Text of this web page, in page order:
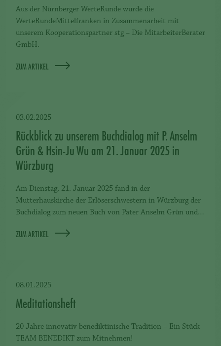
Aus der Nürnberger WerteRunde wurde die
WerteRundeMittelfranken in Zusammenarbeit mit
unserem Kooperationspartner stg – Die MitarbeiterBerater
GmbH.
ZUM ARTIKEL
Rückblick zu unserem Buchdialog mit P. Anselm
Grün & Hsin-Ju Wu am 21. Januar 2025 in
Würzburg
Am Dienstag, 21. Januar 2025 fand in der
Mutterhauskirche der Erlöserschwestern in Würzburg der
Buchdialog zum neuen Buch von Pater Anselm Grün und…
ZUM ARTIKEL
03.02.2025
Meditationsheft
20 Jahre innovativ benediktinische Tradition – Ein Stück
TEAM BENEDIKT zum Mitnehmen!
08.01.2025